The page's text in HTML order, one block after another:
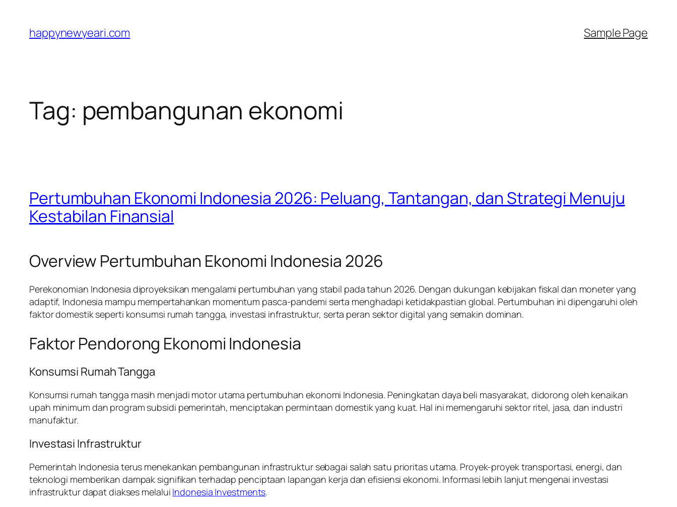
content
happynewyeari.com Sample Page
Tag: pembangunan ekonomi
Pertumbuhan Ekonomi Indonesia 2026: Peluang, Tantangan, dan Strategi Menuju
Kestabilan Finansial
Overview Pertumbuhan Ekonomi Indonesia 2026
Perekonomian Indonesia diproyeksikan mengalami pertumbuhan yang stabil pada tahun 2026. Dengan dukungan kebijakan fiskal dan moneter yang
adaptif, Indonesia mampu mempertahankan momentum pasca-pandemi serta menghadapi ketidakpastian global. Pertumbuhan ini dipengaruhi oleh
faktor domestik seperti konsumsi rumah tangga, investasi infrastruktur, serta peran sektor digital yang semakin dominan.
Faktor Pendorong Ekonomi Indonesia
Konsumsi Rumah Tangga
Konsumsi rumah tangga masih menjadi motor utama pertumbuhan ekonomi Indonesia. Peningkatan daya beli masyarakat, didorong oleh kenaikan
upah minimum dan program subsidi pemerintah, menciptakan permintaan domestik yang kuat. Hal ini memengaruhi sektor ritel, jasa, dan industri
manufaktur.
Investasi Infrastruktur
Pemerintah Indonesia terus menekankan pembangunan infrastruktur sebagai salah satu prioritas utama. Proyek-proyek transportasi, energi, dan
teknologi memberikan dampak signifikan terhadap penciptaan lapangan kerja dan efisiensi ekonomi. Informasi lebih lanjut mengenai investasi
infrastruktur dapat diakses melalui Indonesia Investments.